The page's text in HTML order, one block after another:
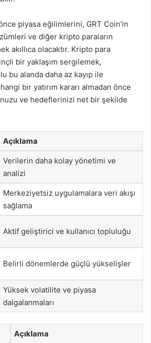
piyasa eğilimlerini, GRT Coin’in
ve diğer kripto paraların
akıllıca olacaktır. Kripto para
bir yaklaşım sergilemek,
bu alanda daha az kayıp ile
bir yatırım kararı almadan önce
ve hedeflerinizi net bir şekilde
Açıklama
Verilerin daha kolay yönetimi ve
analizi
Merkeziyetsiz uygulamalara veri akışı
sağlama
Aktif geliştirici ve kullanıcı topluluğu
Belirli dönemlerde güçlü yükselişler
Yüksek volatilite ve piyasa
dalgalanmaları
Açıklama